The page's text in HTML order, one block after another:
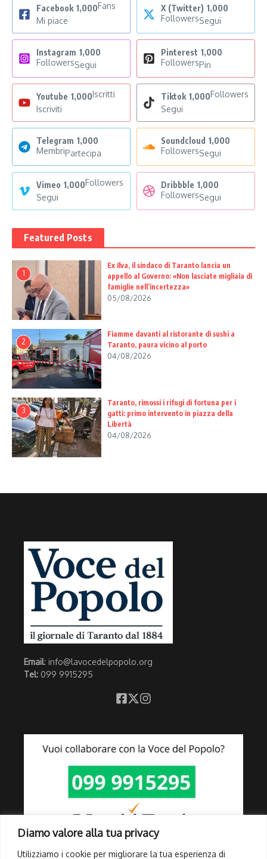
Diamo valore alla tua privacy
Utilizziamo i cookie per migliorare la tua esperienza di
Facebook 1,000Fans
Mi piace
X (Twitter) 1,000
FollowersSegui
Instagram 1,000
FollowersSegui
Pinterest 1,000
FollowersPin
Youtube 1,000Iscritti
Iscriviti
Tiktok 1,000Followers
Segui
Telegram 1,000
MembriPartecipa
Soundcloud 1,000
FollowersSegui
Vimeo 1,000Followers
Segui
Dribbble 1,000
FollowersSegui
Featured Posts
1
Ex Ilva, il sindaco di Taranto lancia un
appello al Governo: «Non lasciate migliaia di
famiglie nell’incertezza»
05/08/2026
2
Fiamme davanti al ristorante di sushi a
Taranto, paura vicino al porto
04/08/2026
3
Taranto, rimossi i rifugi di fortuna per i
gatti: primo intervento in piazza della
Libertà
04/08/2026
Email: info@lavocedelpopolo.org
Tel: 099 9915295